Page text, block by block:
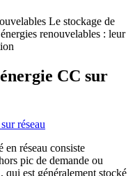
Le stockage de
renouvelables : leur
CC sur
réseau consiste
pic de demande ou
est généralement stocké